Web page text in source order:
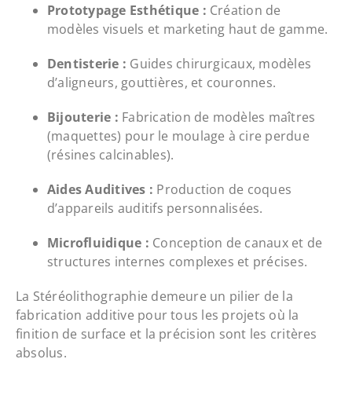
Prototypage Esthétique : Création de
modèles visuels et marketing haut de gamme.
Dentisterie : Guides chirurgicaux, modèles
d’aligneurs, gouttières, et couronnes.
Bijouterie : Fabrication de modèles maîtres
(maquettes) pour le moulage à cire perdue
(résines calcinables).
Aides Auditives : Production de coques
d’appareils auditifs personnalisées.
Microfluidique : Conception de canaux et de
structures internes complexes et précises.
La Stéréolithographie demeure un pilier de la
fabrication additive pour tous les projets où la
finition de surface et la précision sont les critères
absolus.